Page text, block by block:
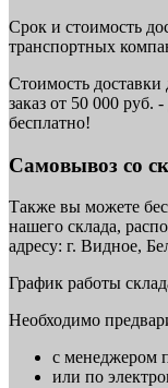
Срок и стоимость
транспортных
Стоимость
заказ от 50 000 руб.
бесплатно!
Самовывоз со
Также вы можете
нашего склада,
адресу: г. Видное,
График работы
Необходимо
с менеджером
или по